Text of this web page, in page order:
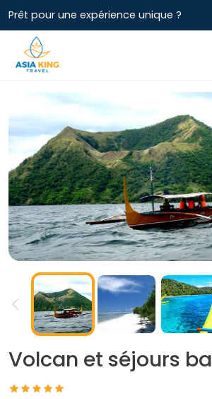
Prêt pour une expérience unique ?
Volcan et séjours